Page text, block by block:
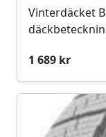
Vinterdäcket
1 689 kr